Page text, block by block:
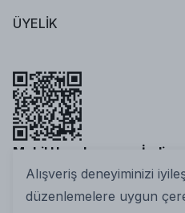
Alışveriş deneyiminizi
düzenlemelere uygun
ÜYELİK
Mobil Uygulamamızı